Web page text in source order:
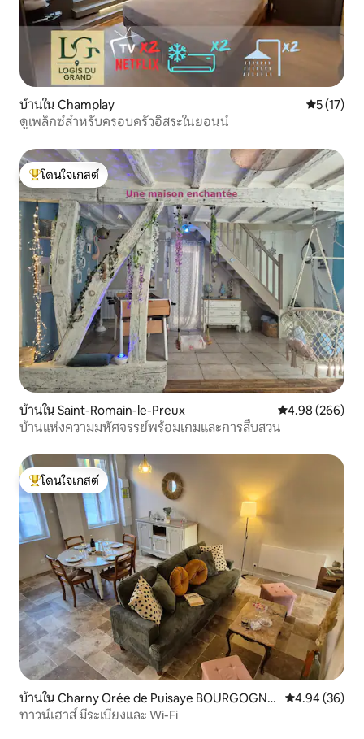
บ้านใน Champlay คะแนนเฉลี่
5 (17)
ดูเพล็กซ์สำหรับครอบครัวอิสระในยอนน์
โดนใจเกสต์ที่สุด
โดนใจเกสต์
บ้านใน Saint-Romain-le-Preux คะแนนเฉลี่ย
4.98 (266)
บ้านแห่งความมหัศจรรย์พร้อมเกมและการสืบสวน
โดนใจเกสต์ที่สุด
โดนใจเกสต์
บ้านใน Charny Orée de Puisaye BOURGOGNE
FRANCHE COMTÉ.
คะแนนเฉลี่ย
4.94 (36)
ทาวน์เฮาส์ มีระเบียงและ Wi-Fi